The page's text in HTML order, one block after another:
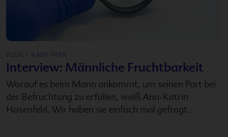
BLOG > BABY-PAPA
Interview: Männliche Fruchtbarkeit
Worauf es beim Mann ankommt, um seinen Part bei
der Befruchtung zu erfüllen, weiß Ann-Katrin
Hosenfeld. Wir haben sie einfach mal gefragt.